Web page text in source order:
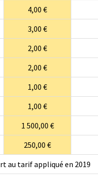
4,00 €
3,00 €
2,00 €
2,00 €
1,00 €
1,00 €
1 500,00 €
250,00 €
au tarif appliqué en 2019